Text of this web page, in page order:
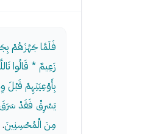
فَلَمَّا جَهَّزَهُمْ
زَعِيمٌ * قَالُوا
بِأَوْعِيَتِهِمْ قَبْلَ
يَسْرِقْ فَقَدْ سَرَقَ
مِنَ الْمُحْسِنِينَ.